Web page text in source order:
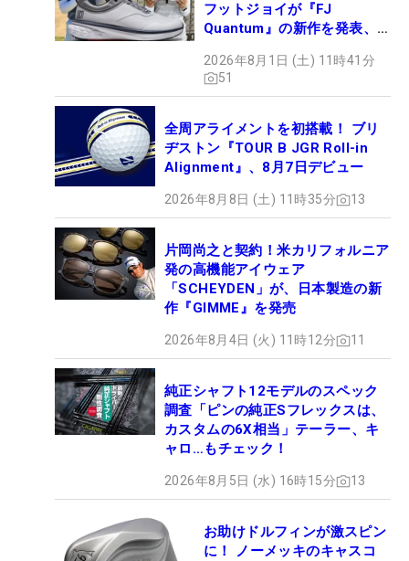
フットジョイが『FJ
Quantum』の新作を発表、8
2026年8月1日 (土) 11時41分
51
全周アライメントを初搭載！ ブリ
ヂストン『TOUR B JGR Roll-in
Alignment』、8月7日デビュー
2026年8月8日 (土) 11時35分 13
片岡尚之と契約！米カリフォルニア
発の高機能アイウェア
「SCHEYDEN」が、日本製造の新
作『GIMME』を発売
2026年8月4日 (火) 11時12分 11
純正シャフト12モデルのスペック
調査「ピンの純正Sフレックスは、
カスタムの6X相当」テーラー、キ
ャロ…もチェック！
2026年8月5日 (水) 16時15分 13
お助けドルフィンが激スピン
に！ ノーメッキのキャスコ